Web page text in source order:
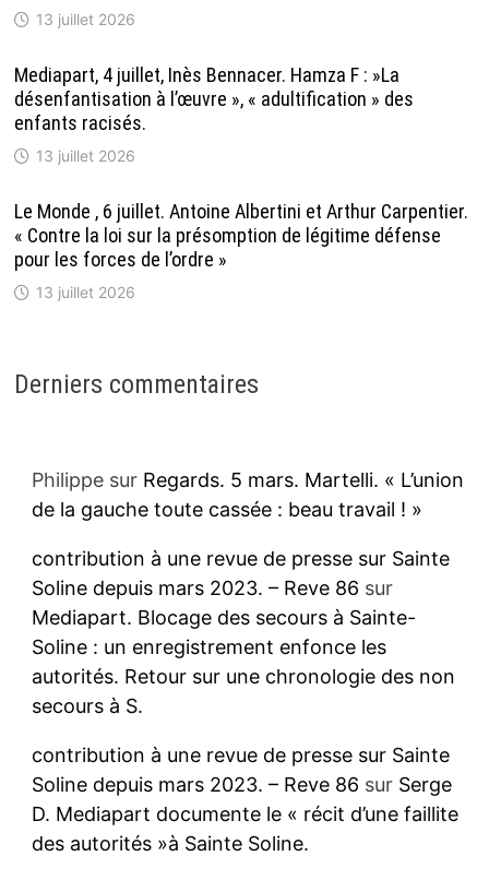
13 juillet 2026
Mediapart, 4 juillet, Inès Bennacer. Hamza F : »La
désenfantisation à l’œuvre », « adultification » des
enfants racisés.
13 juillet 2026
Le Monde , 6 juillet. Antoine Albertini et Arthur Carpentier.
« Contre la loi sur la présomption de légitime défense
pour les forces de l’ordre »
13 juillet 2026
Derniers commentaires
Philippesur Regards. 5 mars. Martelli. « L’union
de la gauche toute cassée : beau travail ! »
contribution à une revue de presse sur Sainte
Soline depuis mars 2023. – Reve 86 sur
Mediapart. Blocage des secours à Sainte-
Soline : un enregistrement enfonce les
autorités. Retour sur une chronologie des non
secours à S.
contribution à une revue de presse sur Sainte
Soline depuis mars 2023. – Reve 86 sur Serge
D. Mediapart documente le « récit d’une faillite
des autorités »à Sainte Soline.